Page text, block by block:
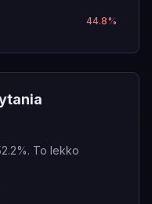
44.8%
To lekko